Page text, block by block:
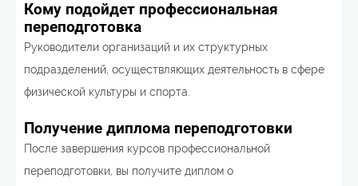
Кому подойдет профессиональная
переподготовка
Руководители организаций и их структурных
подразделений, осуществляющих деятельность в сфере
физической культуры и спорта.
Получение диплома переподготовки
После завершения курсов профессиональной
переподготовки, вы получите диплом о